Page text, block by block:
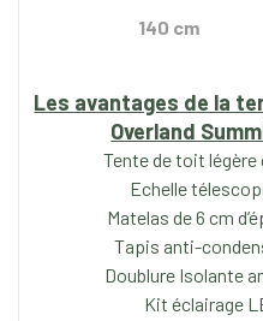
140 cm
Les avantages de la
Overland
Tente de toit légère
Echelle
Matelas de 6 cm
Tapis anti-
Doublure Isolante
Kit éclairage